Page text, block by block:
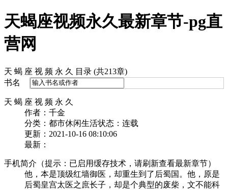
天蝎座视频永久最新章节-pg直
营网
天 蝎 座 视 频 永 久 目录 (共213章)
书名
天 蝎 座 视 频 永 久
作者：千金
分类：都市休闲生活状态：连载
更新：2021-10-16 08:10:06
最新：
手机简介（提示：已启用缓存技术，请刷新查看最新章节）
他，本是顶级红墙御医，却重生到了后蜀国。他，原是
后蜀皇宫太医之庶长子，却是个典型的废柴，文不能科